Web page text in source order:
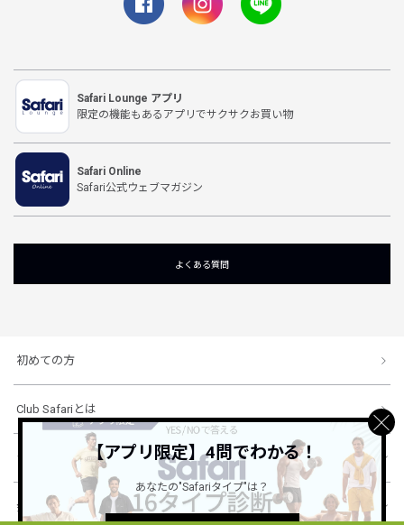
Safari Lounge アプリ
限定の機能もあるアプリでサクサクお買い物
Safari Online
Safari公式ウェブマガジン
よくある質問
初めての方
Club Safariとは
ショッピングガイド
会社概要・規約
【アプリ限定】4問でわかる！
あなたの"Safariタイプ"は？